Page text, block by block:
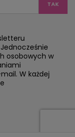
osobowych w
W każdej